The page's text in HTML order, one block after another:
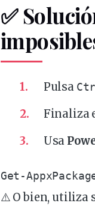
✅
Pulsa
Finaliza
Usa
Get-
⚠️ O bien, utiliza